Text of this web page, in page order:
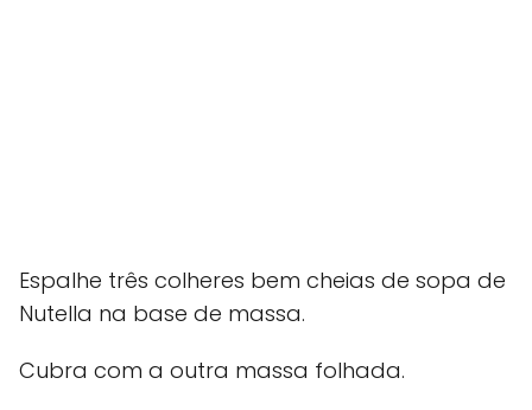
Espalhe três colheres bem cheias de sopa de
Nutella na base de massa.
Cubra com a outra massa folhada.